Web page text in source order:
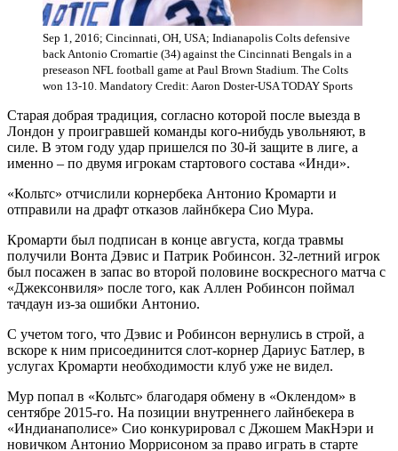
Sep 1, 2016; Cincinnati, OH, USA; Indianapolis Colts defensive
back Antonio Cromartie (34) against the Cincinnati Bengals in a
preseason NFL football game at Paul Brown Stadium. The Colts
won 13-10. Mandatory Credit: Aaron Doster-USA TODAY Sports
Старая добрая традиция, согласно которой после выезда в
Лондон у проигравшей команды кого-нибудь увольняют, в
силе. В этом году удар пришелся по 30-й защите в лиге, а
именно – по двумя игрокам стартового состава «Инди».
«Кольтс» отчислили корнербека Антонио Кромарти и
отправили на драфт отказов лайнбкера Сио Мура.
Кромарти был подписан в конце августа, когда травмы
получили Вонта Дэвис и Патрик Робинсон. 32-летний игрок
был посажен в запас во второй половине воскресного матча с
«Джексонвиля» после того, как Аллен Робинсон поймал
тачдаун из-за ошибки Антонио.
С учетом того, что Дэвис и Робинсон вернулись в строй, а
вскоре к ним присоединится слот-корнер Дариус Батлер, в
услугах Кромарти необходимости клуб уже не видел.
Мур попал в «Кольтс» благодаря обмену в «Оклендом» в
сентябре 2015-го. На позиции внутреннего лайнбекера в
«Индианаполисе» Сио конкурировал с Джошем МакНэри и
новичком Антонио Моррисоном за право играть в старте